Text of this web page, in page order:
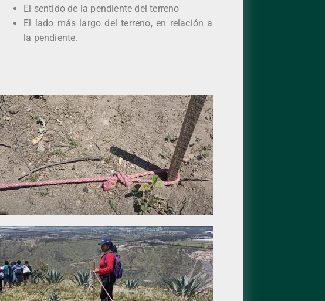
El sentido de la pendiente del terreno
El lado más largo del terreno, en relación a
la pendiente.